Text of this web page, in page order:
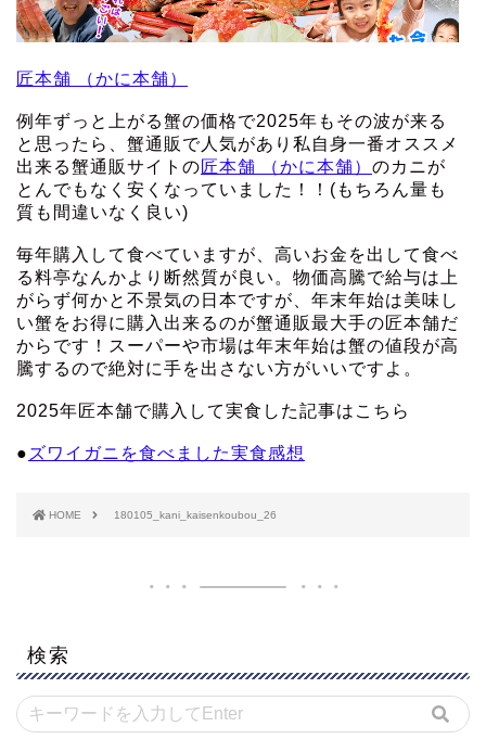
匠本舗 （かに本舗）
例年ずっと上がる蟹の価格で2025年もその波が来る
と思ったら、蟹通販で人気があり私自身一番オススメ
出来る蟹通販サイトの匠本舗 （かに本舗） のカニが
とんでもなく安くなっていました！！(もちろん量も
質も間違いなく良い)
毎年購入して食べていますが、高いお金を出して食べ
る料亭なんかより断然質が良い。物価高騰で給与は上
がらず何かと不景気の日本ですが、年末年始は美味し
い蟹をお得に購入出来るのが蟹通販最大手の匠本舗だ
からです！スーパーや市場は年末年始は蟹の値段が高
騰するので絶対に手を出さない方がいいですよ。
2025年匠本舗で購入して実食した記事はこちら
● ズワイガニを食べました実食感想
HOME 180105_kani_kaisenkoubou_26
検索